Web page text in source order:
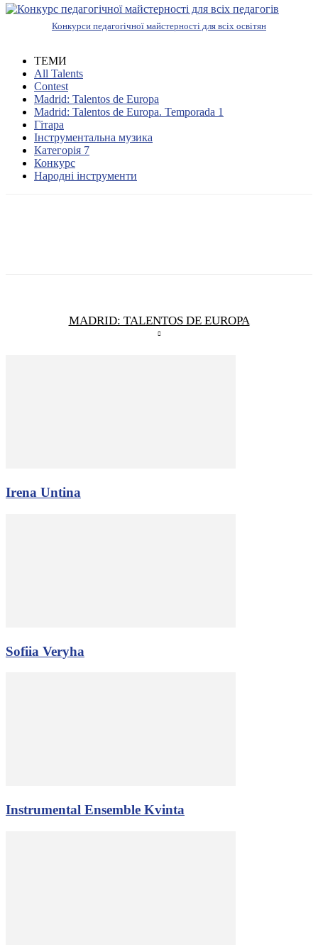
Конкурси педагогічної майстерності для всіх освітян
ТЕМИ
All Talents
Contest
Madrid: Talentos de Europa
Madrid: Talentos de Europa. Temporada 1
Гітара
Інструментальна музика
Категорія 7
Конкурс
Народні інструменти
MADRID: TALENTOS DE EUROPA
Irena Untina
Sofiia Veryha
Instrumental Ensemble Kvinta